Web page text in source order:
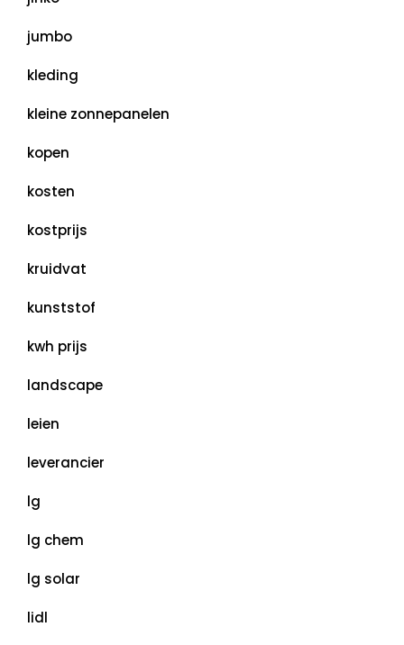
jumbo
kleding
kleine zonnepanelen
kopen
kosten
kostprijs
kruidvat
kunststof
kwh prijs
landscape
leien
leverancier
lg
lg chem
lg solar
lidl